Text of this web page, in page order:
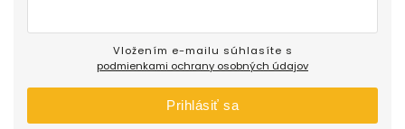
podmienkami ochrany osobných údajov
Prihlásiť sa